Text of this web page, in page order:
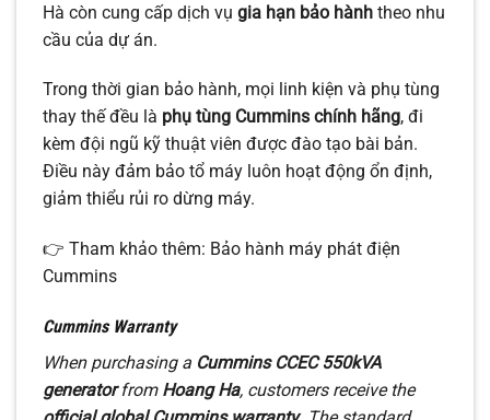
Hà còn cung cấp dịch vụ gia hạn bảo hành theo nhu
cầu của dự án.
Trong thời gian bảo hành, mọi linh kiện và phụ tùng
thay thế đều là phụ tùng Cummins chính hãng, đi
kèm đội ngũ kỹ thuật viên được đào tạo bài bản.
Điều này đảm bảo tổ máy luôn hoạt động ổn định,
giảm thiểu rủi ro dừng máy.
👉 Tham khảo thêm: Bảo hành máy phát điện
Cummins
Cummins Warranty
When purchasing a Cummins CCEC 550kVA
generatorfrom Hoang Ha, customers receive the